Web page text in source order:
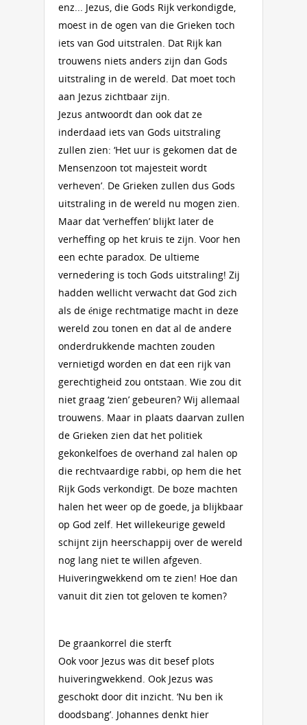
enz... Jezus, die Gods Rijk verkondigde,
moest in de ogen van die Grieken toch
iets van God uitstralen. Dat Rijk kan
trouwens niets anders zijn dan Gods
uitstraling in de wereld. Dat moet toch
aan Jezus zichtbaar zijn.
Jezus antwoordt dan ook dat ze
inderdaad iets van Gods uitstraling
zullen zien: ‘Het uur is gekomen dat de
Mensenzoon tot majesteit wordt
verheven’. De Grieken zullen dus Gods
uitstraling in de wereld nu mogen zien.
Maar dat ‘verheffen’ blijkt later de
verheffing op het kruis te zijn. Voor hen
een echte paradox. De ultieme
vernedering is toch Gods uitstraling! Zij
hadden wellicht verwacht dat God zich
als de énige rechtmatige macht in deze
wereld zou tonen en dat al de andere
onderdrukkende machten zouden
vernietigd worden en dat een rijk van
gerechtigheid zou ontstaan. Wie zou dit
niet graag ‘zien’ gebeuren? Wij allemaal
trouwens. Maar in plaats daarvan zullen
de Grieken zien dat het politiek
gekonkelfoes de overhand zal halen op
die rechtvaardige rabbi, op hem die het
Rijk Gods verkondigt. De boze machten
halen het weer op de goede, ja blijkbaar
op God zelf. Het willekeurige geweld
schijnt zijn heerschappij over de wereld
nog lang niet te willen afgeven.
Huiveringwekkend om te zien! Hoe dan
vanuit dit zien tot geloven te komen?
De graankorrel die sterft
Ook voor Jezus was dit besef plots
huiveringwekkend. Ook Jezus was
geschokt door dit inzicht. ‘Nu ben ik
doodsbang’. Johannes denkt hier